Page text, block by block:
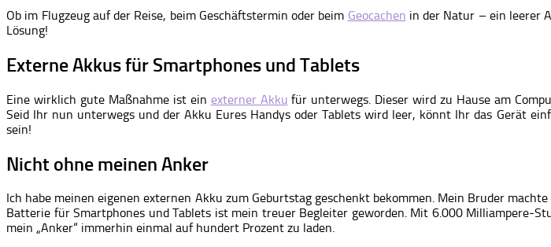
Ob im Flugzeug auf der Reise, beim Geschäftstermin oder beim Geocachen in der Natur – ein leerer
Lösung!
Externe Akkus für Smartphones und Tablets
Eine wirklich gute Maßnahme ist ein externer Akku für unterwegs. Dieser wird zu Hause am
Seid Ihr nun unterwegs und der Akku Eures Handys oder Tablets wird leer, könnt Ihr das Gerät
sein!
Nicht ohne meinen Anker
Ich habe meinen eigenen externen Akku zum Geburtstag geschenkt bekommen. Mein Bruder
Batterie für Smartphones und Tablets ist mein treuer Begleiter geworden. Mit 6.000 Milliampere-
mein „Anker“ immerhin einmal auf hundert Prozent zu laden.